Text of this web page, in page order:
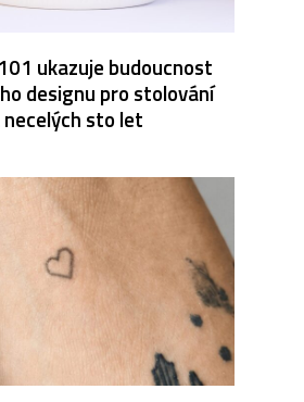
ukazuje budoucnost
designu pro stolování
necelých sto let